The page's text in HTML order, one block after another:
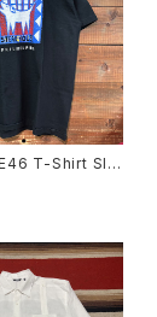
T-Shirt SIZ